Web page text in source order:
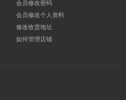
会员修改密码
会员修改个人资料
修改收货地址
如何管理店铺